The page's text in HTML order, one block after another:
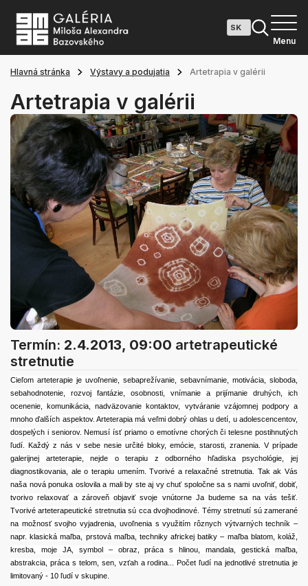
Menu
Hlavná stránka Výstavy a podujatia Artetrapia v galérii
Artetrapia v galérii
Termín: 2.4.2013, 09:00 artetrapeutické
stretnutie
Cieľom arteterapie je uvoľnenie, sebaprežívanie, sebavnímanie, motivácia, sloboda,
sebahodnotenie, rozvoj fantázie, osobnosti, vnímanie a prijímanie druhých, ich
ocenenie, komunikácia, nadväzovanie kontaktov, vytváranie vzájomnej podpory a
mnoho ďalších aspektov. Arteterapia má veľmi dobrý ohlas u detí, u adolescencentov,
dospelých i seniorov. Nemusí ísť priamo o emotívne chorých či telesne postihnutých
ľudí. Každý z nás v sebe nesie určité bloky, emócie, starosti, zranenia. V prípade
galerijnej arteterapie, nejde o terapiu z odborného hľadiska psychológie, jej
diagnostikovania, ale o terapiu umením. Tvorivé a relaxačné stretnutia. Tak ak Vás
naša nová ponuka oslovila a mali by ste aj vy chuť spoločne sa s nami uvoľniť, dobiť,
tvorivo relaxovať a zároveň objaviť svoje vnútorne Ja budeme sa na vás tešiť.
Tvorivé arteterapeutické stretnutia sú cca dvojhodinové. Témy stretnutí sú zamerané
na možnosť svojho vyjadrenia, uvoľnenia s využitím rôznych výtvarných techník –
napr. klasická maľba, prstová maľba, techniky africkej batiky – maľba blatom, koláž,
kresba, moje JA, symbol – obraz, práca s hlinou, mandala, gestická maľba,
abstrakcia, práca s telom, sen, vzťah a rodina... Počet ľudí na jednotlivé stretnutia je
limitovaný - 10 ľudí v skupine.